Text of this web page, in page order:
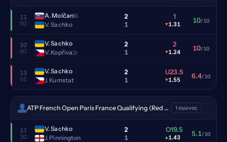
11
00
A. Molčan(6)
V. Sachko
2
1
1
▾1.31 10/10
10
00
V. Sachko
V. Kopřiva(2)
2
1
2
▾1.24 10/10
13
55
V. Sachko
J. Kumstat
2
1
U23.5
▾1.55 6.4/10
ATP French Open Paris France Qualifying (Red clay) 1 αγώνας
17
30
V. Sachko
J. Pinnington
2
1
O19.5
▴1.43 5.1/10